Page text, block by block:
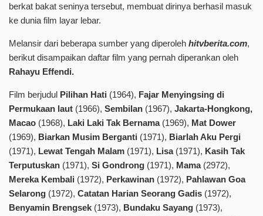
berkat bakat seninya tersebut, membuat dirinya berhasil masuk
ke dunia film layar lebar.
Melansir dari beberapa sumber yang diperoleh hitvberita.com,
berikut disampaikan daftar film yang pernah diperankan oleh
Rahayu Effendi.
Film berjudul Pilihan Hati (1964), Fajar Menyingsing di
Permukaan laut (1966), Sembilan (1967), Jakarta-Hongkong,
Macao (1968), Laki Laki Tak Bernama (1969), Mat Dower
(1969), Biarkan Musim Berganti (1971), Biarlah Aku Pergi
(1971), Lewat Tengah Malam (1971), Lisa(1971), Kasih Tak
Terputuskan (1971), Si Gondrong (1971), Mama(2972),
Mereka Kembali (1972), Perkawinan (1972), Pahlawan Goa
Selarong (1972), Catatan Harian Seorang Gadis (1972),
Benyamin Brengsek (1973), Bundaku Sayang (1973),